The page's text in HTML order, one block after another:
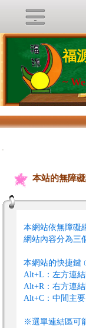
福
~
:::
本站的無障
本網站依無障礙
網站內容分為三
本網站的快捷鍵
Alt+L：左方連
Alt+R：右方連
Alt+C：中間主
※選單連結區可